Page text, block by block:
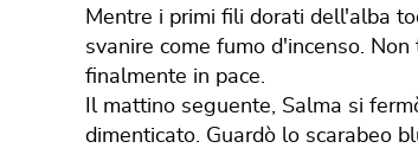
​Mentre i primi fili dorati dell'alba
svanire come fumo d'incenso.
finalmente in pace.
​Il mattino seguente, Salma si
dimenticato. Guardò lo scarabeo